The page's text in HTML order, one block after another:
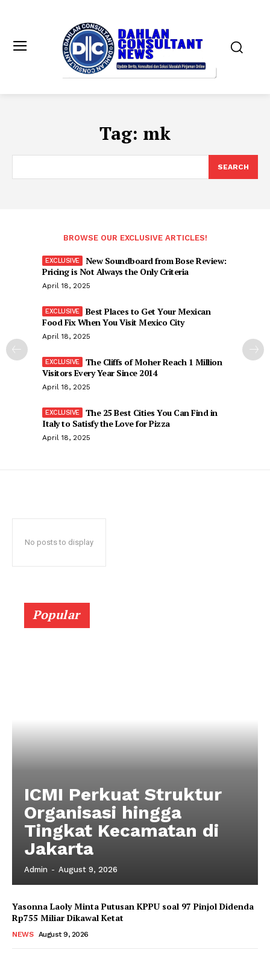
News Week
Magazine PRO
Tag: mk
SEARCH
BROWSE OUR EXCLUSIVE ARTICLES!
New Soundboard from Bose Review:
Pricing is Not Always the Only Criteria
April 18, 2025
Best Places to Get Your Mexican
Food Fix When You Visit Mexico City
April 18, 2025
The Cliffs of Moher Reach 1 Million
Visitors Every Year Since 2014
April 18, 2025
The 25 Best Cities You Can Find in
Italy to Satisfy the Love for Pizza
April 18, 2025
No posts to display
Popular
ICMI Perkuat Struktur
Organisasi hingga
Tingkat Kecamatan di
Jakarta
Admin - August 9, 2026
Yasonna Laoly Minta Putusan KPPU soal 97 Pinjol Didenda
Rp755 Miliar Dikawal Ketat
NEWS August 9, 2026